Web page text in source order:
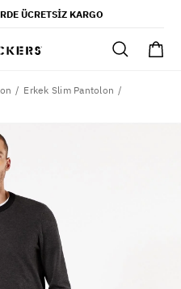
ÜCRETSIZ KARGO
Erkek Slim Pantolon